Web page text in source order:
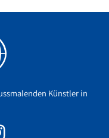
Künstler in